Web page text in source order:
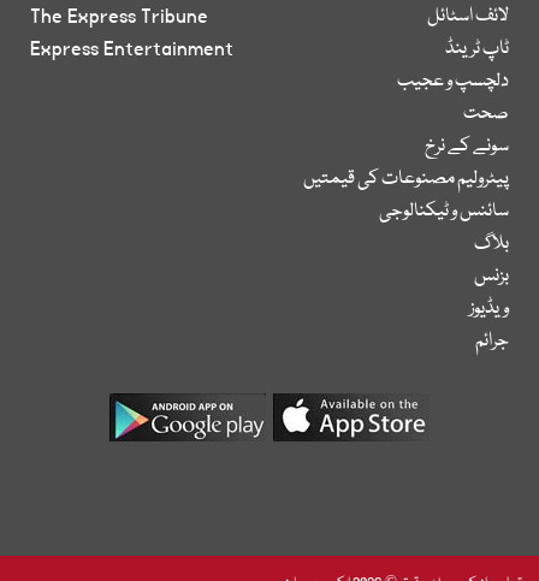
لائف اسٹائل
ٹاپ ٹرینڈ
دلچسپ و عجیب
صحت
سونے کے نرخ
پیٹرولیم مصنوعات کی قیمتیں
سائنس و ٹیکنالوجی
بلاگ
بزنس
ویڈیوز
جرائم
The Express Tribune
Express Entertainment